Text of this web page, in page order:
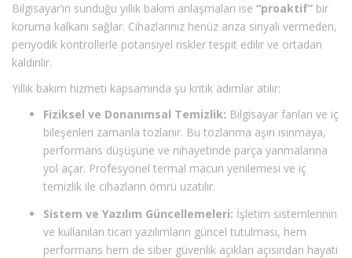
Bilgisayar’ın sunduğu yıllık bakım anlaşmaları ise “proaktif” bir
koruma kalkanı sağlar. Cihazlarınız henüz arıza sinyali vermeden,
periyodik kontrollerle potansiyel riskler tespit edilir ve ortadan
kaldırılır.
Yıllık bakım hizmeti kapsamında şu kritik adımlar atılır:
Fiziksel ve Donanımsal Temizlik: Bilgisayar fanları ve iç
bileşenleri zamanla tozlanır. Bu tozlanma aşırı ısınmaya,
performans düşüşüne ve nihayetinde parça yanmalarına
yol açar. Profesyonel termal macun yenilemesi ve iç
temizlik ile cihazların ömrü uzatılır.
Sistem ve Yazılım Güncellemeleri: İşletim sistemlerinin
ve kullanılan ticari yazılımların güncel tutulması, hem
performans hem de siber güvenlik açıkları açısından hayati